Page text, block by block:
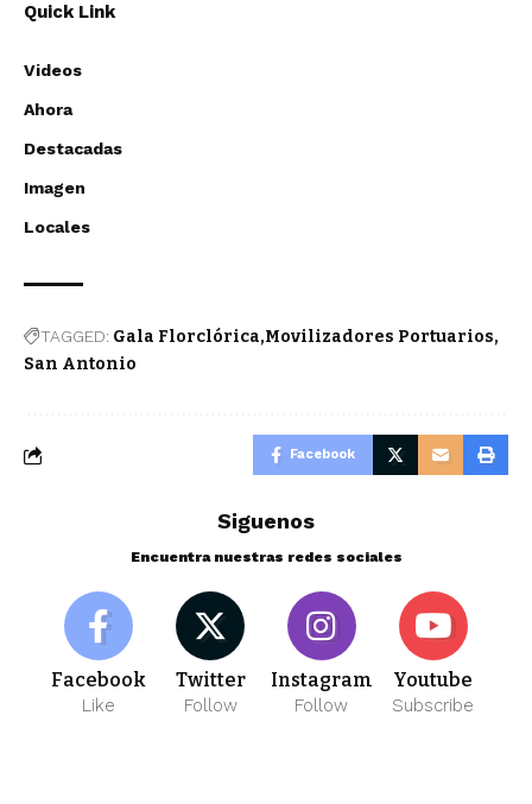
Quick Link
Videos
Ahora
Destacadas
Imagen
Locales
TAGGED: Gala Florclórica Movilizadores Portuarios
San Antonio
Facebook
Siguenos
Encuentra nuestras redes sociales
Facebook
Like
Twitter
Follow
Instagram
Follow
Youtube
Subscribe